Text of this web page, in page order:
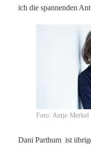
ich die spannenden
Foto: Antje Merkel
Dani Parthum ist